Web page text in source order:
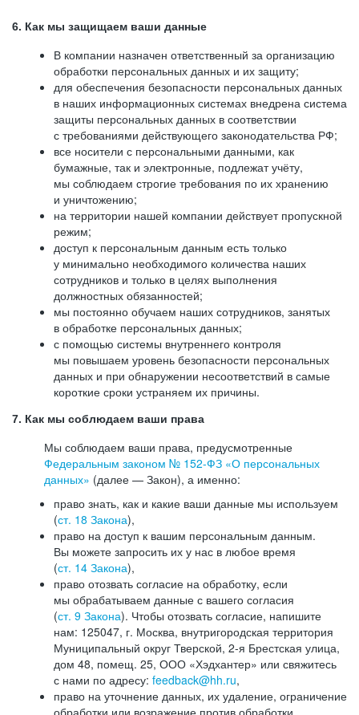
6. Как мы защищаем ваши данные
В компании назначен ответственный за организацию
обработки персональных данных и их защиту;
для обеспечения безопасности персональных данных
в наших информационных системах внедрена система
защиты персональных данных в соответствии
с требованиями действующего законодательства РФ;
все носители с персональными данными, как
бумажные, так и электронные, подлежат учёту,
мы соблюдаем строгие требования по их хранению
и уничтожению;
на территории нашей компании действует пропускной
режим;
доступ к персональным данным есть только
у минимально необходимого количества наших
сотрудников и только в целях выполнения
должностных обязанностей;
мы постоянно обучаем наших сотрудников, занятых
в обработке персональных данных;
с помощью системы внутреннего контроля
мы повышаем уровень безопасности персональных
данных и при обнаружении несоответствий в самые
короткие сроки устраняем их причины.
7. Как мы соблюдаем ваши права
Мы соблюдаем ваши права, предусмотренные
Федеральным законом № 152-ФЗ «О персональных
данных» (далее — Закон), а именно:
право знать, как и какие ваши данные мы используем
(ст. 18 Закона),
право на доступ к вашим персональным данным.
Вы можете запросить их у нас в любое время
(ст. 14 Закона),
право отозвать согласие на обработку, если
мы обрабатываем данные с вашего согласия
(ст. 9 Закона). Чтобы отозвать согласие, напишите
нам: 125047, г. Москва, внутригородская территория
Муниципальный округ Тверской, 2-я Брестская улица,
дом 48, помещ. 25, ООО «Хэдхантер» или свяжитесь
с нами по адресу: feedback@hh.ru,
право на уточнение данных, их удаление, ограничение
обработки или возражение против обработки.